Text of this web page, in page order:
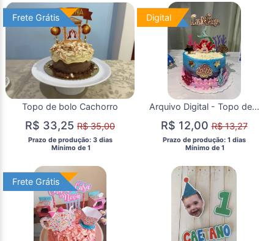
Frete Grátis
Frete Grátis
Topo de bolo Cachorro
R$ 33,25 R$ 35,00
Prazo de produção: 3 dias
  Mínimo de 1
Digital
Digital
Arquivo Digital - Topo de Bolo Ariel
R$ 12,00R$ 13,27
Prazo de produção: 1 dias
  Mínimo de 1
Frete Grátis
Frete Grátis